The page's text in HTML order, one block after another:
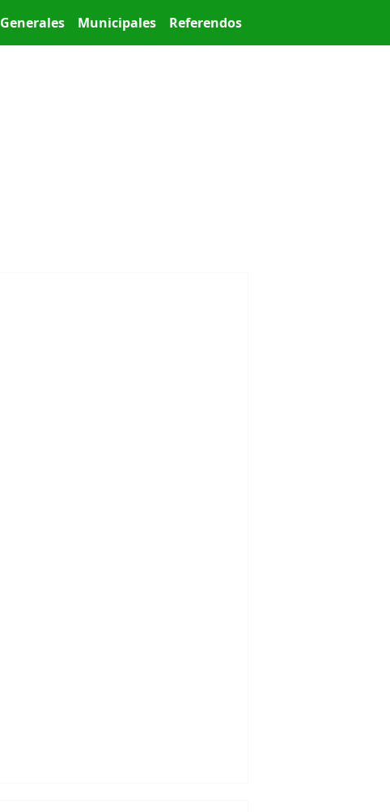
Generales Municipales Referendos